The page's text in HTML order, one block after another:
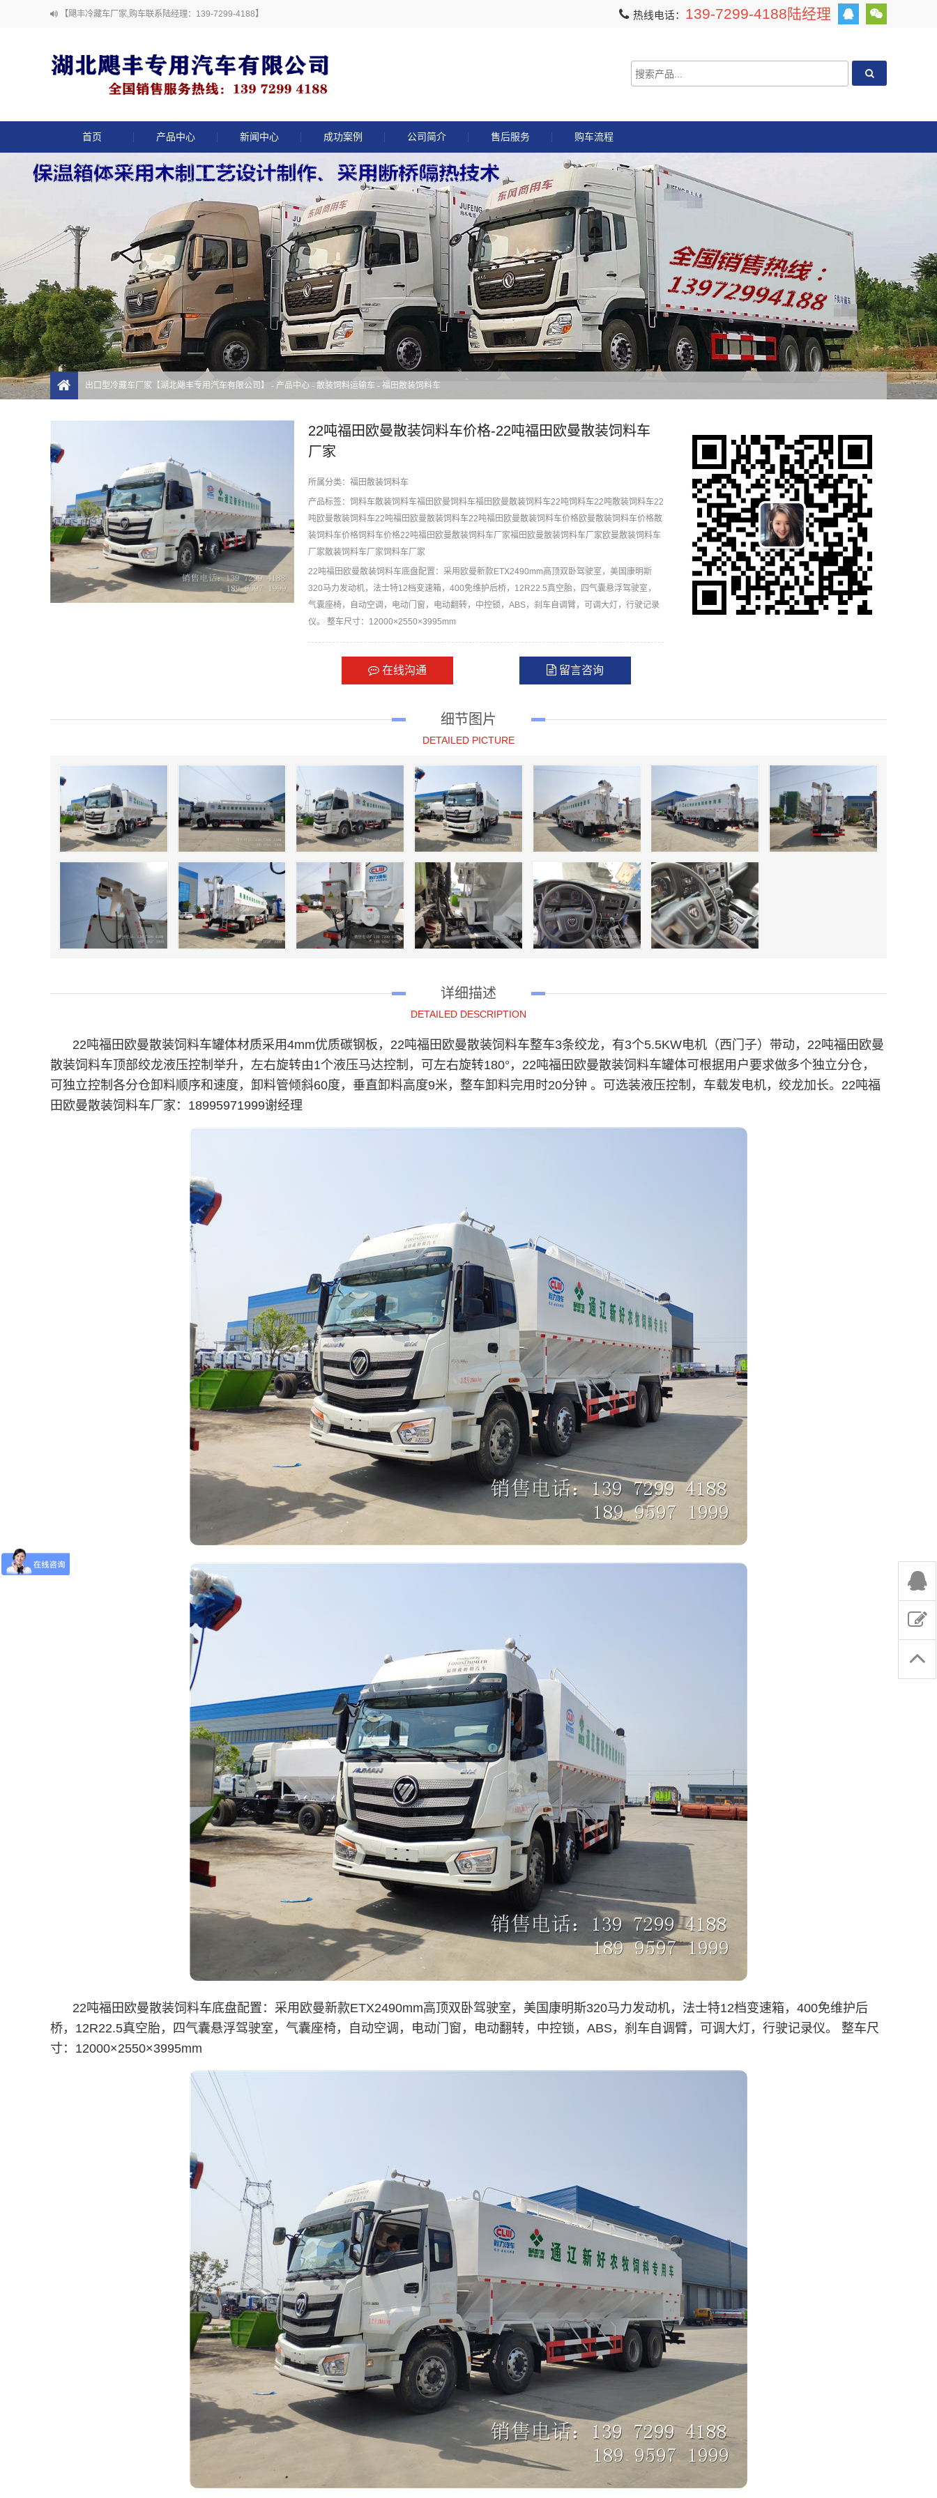
【飓丰冷藏车厂家,购车联系陆经理：139-7299-4188】 热线电话： 139-7299-4188陆经理
首页 产品中心 新闻中心 成功案例 公司简介 售后服务 购车流程
出口型冷藏车厂家【湖北飓丰专用汽车有限公司】 - 产品中心 - 散装饲料运输车 - 福田散装饲料车
22吨福田欧曼散装饲料车价格-22吨福田欧曼散装饲料车
厂家
所属分类： 福田散装饲料车
产品标签： 饲料车散装饲料车福田欧曼饲料车福田欧曼散装饲料车22吨饲料车22吨散装饲料车22
吨欧曼散装饲料车22吨福田欧曼散装饲料车22吨福田欧曼散装饲料车价格欧曼散装饲料车价格散
装饲料车价格饲料车价格22吨福田欧曼散装饲料车厂家福田欧曼散装饲料车厂家欧曼散装饲料车
厂家散装饲料车厂家饲料车厂家
22吨福田欧曼散装饲料车底盘配置：采用欧曼新款ETX2490mm高顶双卧驾驶室，美国康明斯
320马力发动机，法士特12档变速箱，400免维护后桥，12R22.5真空胎，四气囊悬浮驾驶室，
气囊座椅，自动空调，电动门窗，电动翻转，中控锁，ABS，刹车自调臂，可调大灯，行驶记录
仪。 整车尺寸：12000×2550×3995mm
在线沟通 留言咨询
细节图片
DETAILED PICTURE
详细描述
DETAILED DESCRIPTION
22吨福田欧曼散装饲料车罐体材质采用4mm优质碳钢板，22吨福田欧曼散装饲料车整车3条绞龙，有3个5.5KW电机（西门子）带动，22吨福田欧曼
散装饲料车顶部绞龙液压控制举升，左右旋转由1个液压马达控制，可左右旋转180°，22吨福田欧曼散装饲料车罐体可根据用户要求做多个独立分仓，
可独立控制各分仓卸料顺序和速度，卸料管倾斜60度，垂直卸料高度9米，整车卸料完用时20分钟 。可选装液压控制，车载发电机，绞龙加长。 22吨福
田欧曼散装饲料车厂家：18995971999谢经理
22吨福田欧曼散装饲料车底盘配置：采用欧曼新款ETX2490mm高顶双卧驾驶室，美国康明斯320马力发动机，法士特12档变速箱，400免维护后
桥，12R22.5真空胎，四气囊悬浮驾驶室，气囊座椅，自动空调，电动门窗，电动翻转，中控锁，ABS，刹车自调臂，可调大灯，行驶记录仪。 整车尺
寸：12000×2550×3995mm